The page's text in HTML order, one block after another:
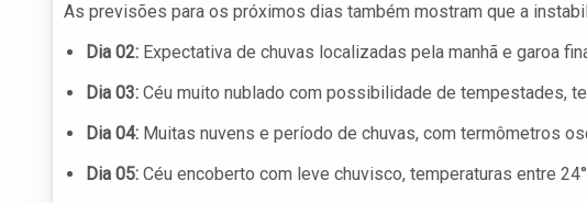
As previsões para os próximos dias também mostram que a
Dia 02: Expectativa de chuvas localizadas pela manhã e garoa
Dia 03: Céu muito nublado com possibilidade de tempestades,
Dia 04: Muitas nuvens e período de chuvas, com termômetros
Dia 05: Céu encoberto com leve chuvisco, temperaturas entre